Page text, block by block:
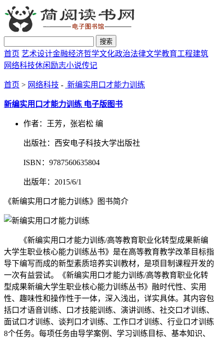
搜索
首页 艺术设计金融经济哲学文化政治法律文学教育工程建筑
网络科技休闲励志小说传记
首页 > 网络科技 - 新编实用口才能力训练
新编实用口才能力训练 电子版图书
作者：王芳，张岩松 编
出版社：西安电子科技大学出版社
ISBN：9787560635804
出版年：2015/6/1
《新编实用口才能力训练》图书简介
《新编实用口才能力训练/高等教育职业化转型成果新编
大学生职业核心能力训练丛书》是在高等教育教学改革目标指
导下编写而成的新型素质培养实训教材，是项目制课程开发的
一次有益尝试。《新编实用口才能力训练/高等教育职业化转
型成果新编大学生职业核心能力训练丛书》融时代性、实用
性、趣味性和操作性于一体，深入浅出，详实具体。其内容包
括口才语音训练、口才技能训练、演讲训练、社交口才训练、
面试口才训练、谈判口才训练、工作口才训练、行业口才训练
8个任务。每项任务由导学案例、学习训练目标、基本知识、